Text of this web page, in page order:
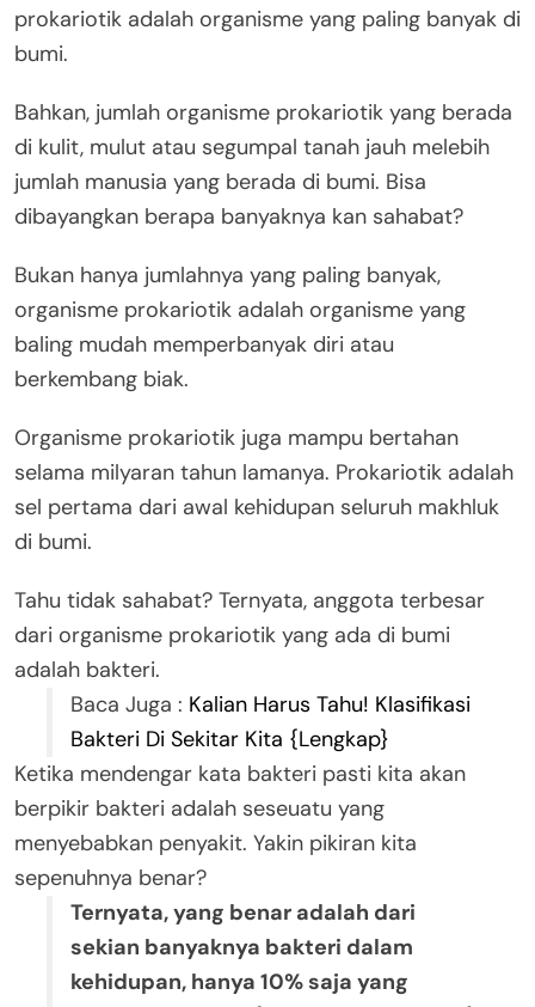
prokariotik adalah organisme yang paling banyak di
bumi.
Bahkan, jumlah organisme prokariotik yang berada
di kulit, mulut atau segumpal tanah jauh melebih
jumlah manusia yang berada di bumi. Bisa
dibayangkan berapa banyaknya kan sahabat?
Bukan hanya jumlahnya yang paling banyak,
organisme prokariotik adalah organisme yang
baling mudah memperbanyak diri atau
berkembang biak.
Organisme prokariotik juga mampu bertahan
selama milyaran tahun lamanya. Prokariotik adalah
sel pertama dari awal kehidupan seluruh makhluk
di bumi.
Tahu tidak sahabat? Ternyata, anggota terbesar
dari organisme prokariotik yang ada di bumi
adalah bakteri.
Baca Juga : Kalian Harus Tahu! Klasifikasi
Bakteri Di Sekitar Kita {Lengkap}
Ketika mendengar kata bakteri pasti kita akan
berpikir bakteri adalah seseuatu yang
menyebabkan penyakit. Yakin pikiran kita
sepenuhnya benar?
Ternyata, yang benar adalah dari
sekian banyaknya bakteri dalam
kehidupan, hanya 10% saja yang